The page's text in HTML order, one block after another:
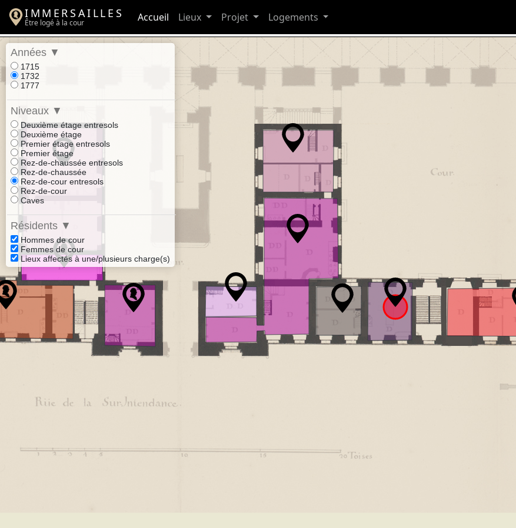
IMMERSAILLES
Être logé à la cour Accueil Lieux Projet Logements
Années ▼
1715
1732
1777
Niveaux ▼
Deuxième étage entresols
Deuxième étage
Premier étage entresols
Premier étage
Rez-de-chaussée entresols
Rez-de-chaussée
Rez-de-cour entresols
Rez-de-cour
Caves
Résidents ▼
Hommes de cour
Femmes de cour
Lieux affectés à une/plusieurs charge(s)